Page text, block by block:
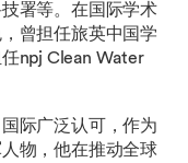
署等。在国际学术
曾担任旅英中国学
npj Clean Water
际广泛认可，作为
物，他在推动全球